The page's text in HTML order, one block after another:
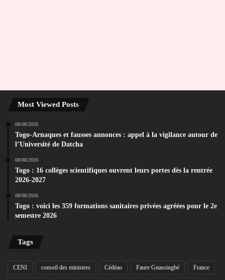
Most Viewed Posts
08/08/2026
Togo-Arnaques et fausses annonces : appel à la vigilance autour de
l’Université de Datcha
08/08/2026
Togo : 16 collèges scientifiques ouvrent leurs portes dès la rentrée
2026-2027
08/08/2026
Togo : voici les 359 formations sanitaires privées agréées pour le 2e
semestre 2026
Tags
CENI conseil des ministres Cédéao Faure Gnassingbé France